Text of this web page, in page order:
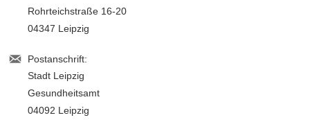
Rohrteichstraße 16-20
04347 Leipzig
Postanschrift:
Stadt Leipzig
Gesundheitsamt
04092 Leipzig